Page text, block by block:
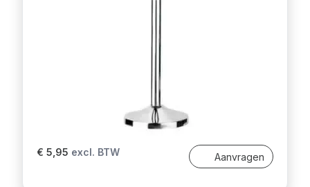
€ 5,95 excl. BTW Aanvragen